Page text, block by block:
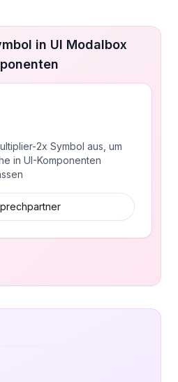
in UI Modalbox
2x Symbol aus, um
in UI-Komponenten